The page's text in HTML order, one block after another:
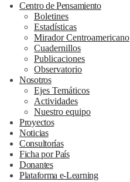
Centro de Pensamiento
Boletines
Estadísticas
Mirador Centroamericano
Cuadernillos
Publicaciones
Observatorio
Nosotros
Ejes Temáticos
Actividades
Nuestro equipo
Proyectos
Noticias
Consultorías
Ficha por País
Donantes
Plataforma e-Learning